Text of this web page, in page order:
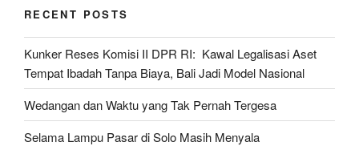
RECENT POSTS
Kunker Reses Komisi II DPR RI: Kawal Legalisasi Aset
Tempat Ibadah Tanpa Biaya, Bali Jadi Model Nasional
Wedangan dan Waktu yang Tak Pernah Tergesa
Selama Lampu Pasar di Solo Masih Menyala